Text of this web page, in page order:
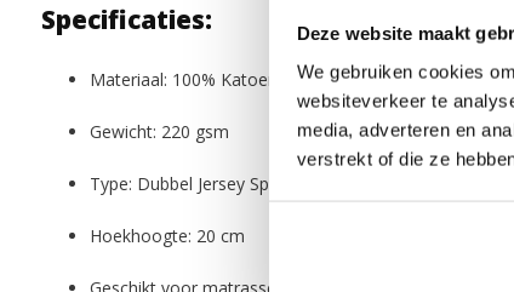
Deze website maakt
We gebruiken cookies
websiteverkeer te
media, adverteren en
verstrekt of die ze
Specificaties:
Materiaal: 100% Katoen
Gewicht: 220 gsm
Type: Dubbel Jersey Splittopper Hoeslaken
Hoekhoogte: 20 cm